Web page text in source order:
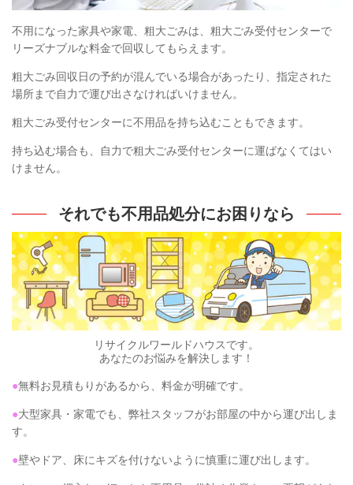
不用になった家具や家電、粗大ごみは、粗大ごみ受付センターで
リーズナブルな料金で回収してもらえます。
粗大ごみ回収日の予約が混んでいる場合があったり、指定された
場所まで自力で運び出さなければいけません。
粗大ごみ受付センターに不用品を持ち込むこともできます。
持ち込む場合も、自力で粗大ごみ受付センターに運ばなくてはい
けません。
それでも不用品処分にお困りなら
リサイクルワールドハウスです。
あなたのお悩みを解決します！​
●無料お見積もりがあるから、料金が明確です。
●大型家具・家電でも、弊社スタッフがお部屋の中から運び出しま
す。
●壁やドア、床にキズを付けないように慎重に運び出します。